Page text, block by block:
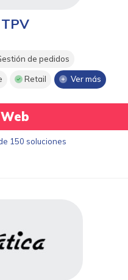
de pedidos
Retail Ver más
150 soluciones